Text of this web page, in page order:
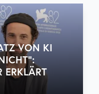
VON KI
ERKLÄRT